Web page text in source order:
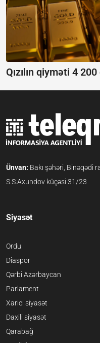
Qızılın qiyməti 4
Ünvan: Bakı şəhəri, Binəqədi
S.S.Axundov küçəsi 31/23
Siyasət
Ordu
Diaspor
Qərbi Azərbaycan
Parlament
Xarici siyasət
Daxili siyasət
Qarabağ